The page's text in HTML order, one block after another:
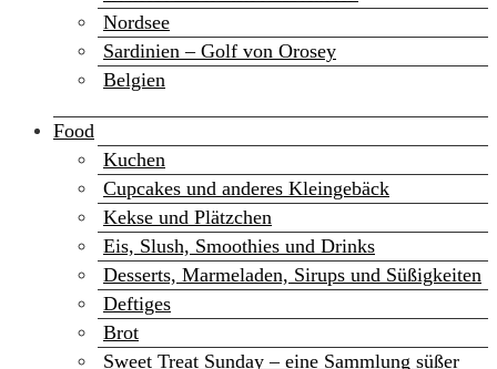
Nordsee
Sardinien – Golf von Orosey
Belgien
Food
Kuchen
Cupcakes und anderes Kleingebäck
Kekse und Plätzchen
Eis, Slush, Smoothies und Drinks
Desserts, Marmeladen, Sirups und Süßigkeiten
Deftiges
Brot
Sweet Treat Sunday – eine Sammlung süßer